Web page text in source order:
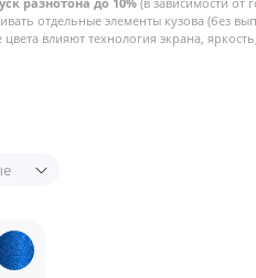
отдельные элементы кузова (без
влияют технология экрана,